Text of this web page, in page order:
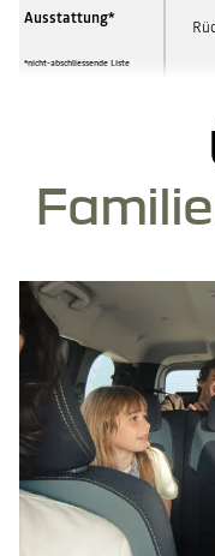
Ausstattung*
*nicht-abschliessende Liste